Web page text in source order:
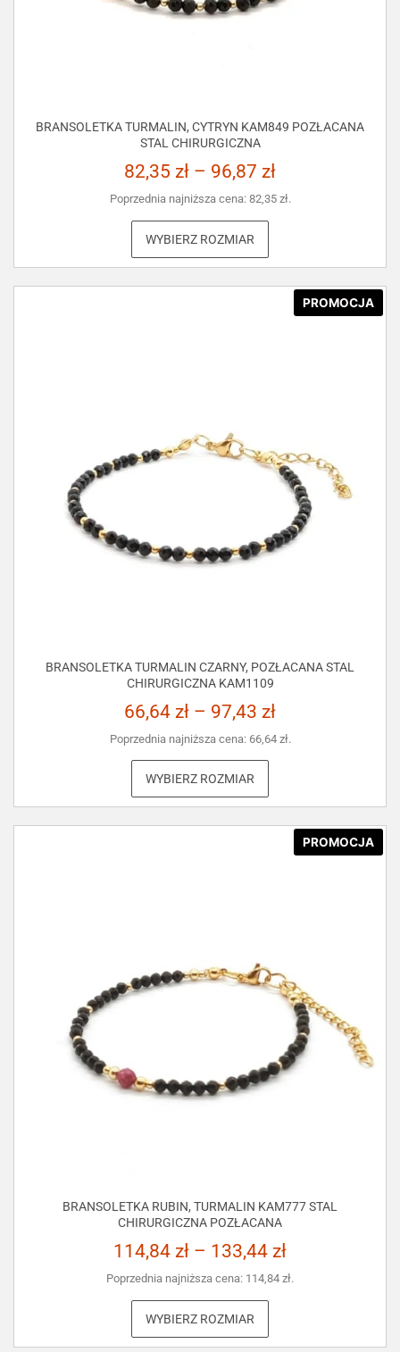
BRANSOLETKA TURMALIN, CYTRYN KAM849 POZŁACANA
STAL CHIRURGICZNA
82,35 zł – 96,87 zł
Poprzednia najniższa cena: 82,35 zł.
WYBIERZ ROZMIAR
PROMOCJA
BRANSOLETKA TURMALIN CZARNY, POZŁACANA STAL
CHIRURGICZNA KAM1109
66,64 zł – 97,43 zł
Poprzednia najniższa cena: 66,64 zł.
WYBIERZ ROZMIAR
PROMOCJA
BRANSOLETKA RUBIN, TURMALIN KAM777 STAL
CHIRURGICZNA POZŁACANA
114,84 zł – 133,44 zł
Poprzednia najniższa cena: 114,84 zł.
WYBIERZ ROZMIAR